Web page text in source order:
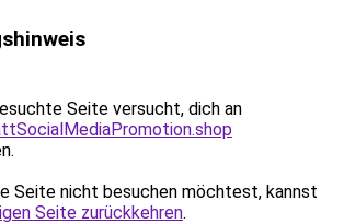
Seite versucht, dich an
Seite nicht besuchen möchtest, kannst
Seite zurückkehren.